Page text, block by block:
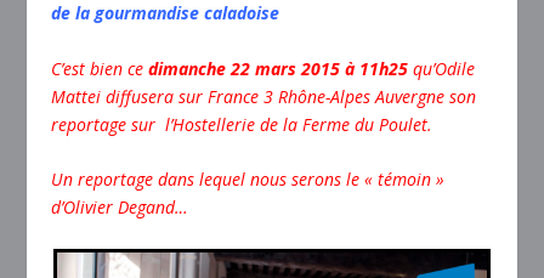
de la gourmandise caladoise
C’est bien cedimanche 22 mars 2015 à 11h25 qu’Odile
Mattei diffusera sur France 3 Rhône-Alpes Auvergne son
reportage sur l’Hostellerie de la Ferme du Poulet.
Un reportage dans lequel nous serons le « témoin »
d’Olivier Degand…